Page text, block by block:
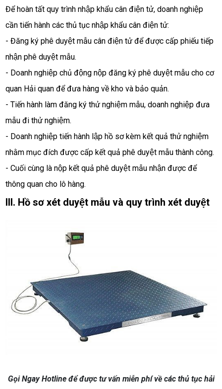
Để hoàn tất quy trình nhập khẩu cân điện tử, doanh nghiệp
cần tiến hành các thủ tục nhập khẩu cân điện tử:
- Đăng ký phê duyệt mẫu cân điện tử để được cấp phiếu tiếp
nhận phê duyệt mẫu.
- Doanh nghiệp chủ động nộp đăng ký phê duyệt mẫu cho cơ
quan Hải quan để đưa hàng về kho và bảo quản.
- Tiến hành làm đăng ký thử nghiệm mẫu, doanh nghiệp đưa
mẫu đi thử nghiệm.
- Doanh nghiệp tiến hành lập hồ sơ kèm kết quả thử nghiệm
nhằm mục đích được cấp kết quả phê duyệt mẫu thành công.
- Cuối cùng là nộp kết quả phê duyệt mẫu nhận được để
thông quan cho lô hàng.
III. Hồ sơ xét duyệt mẫu và quy trình xét duyệt
Gọi Ngay Hotline để được tư vấn miễn phí về các thủ tục hải